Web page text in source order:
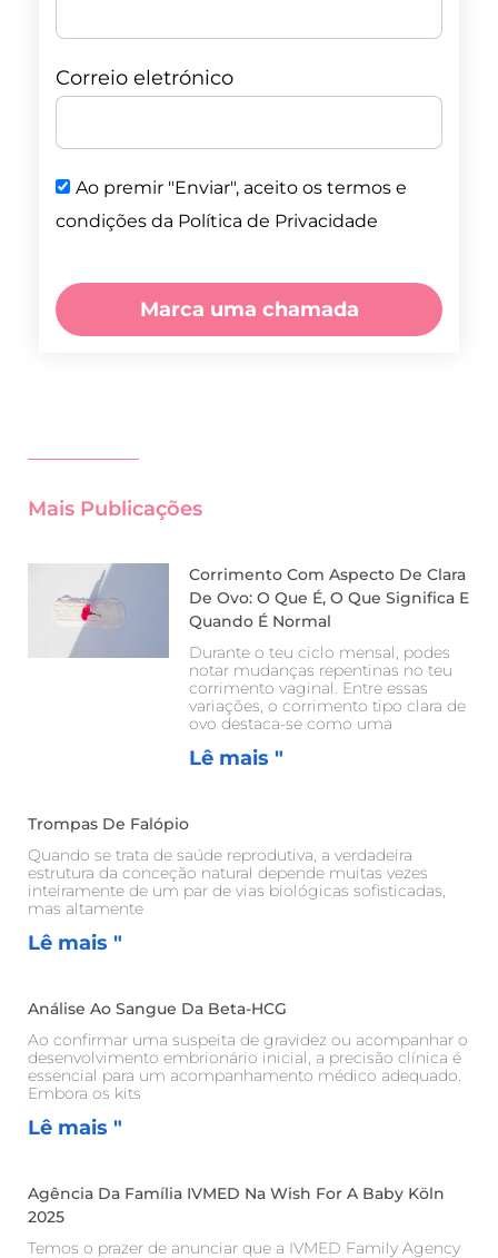
Correio eletrónico
Ao premir "Enviar", aceito os termos e
condições da Política de Privacidade
Marca uma chamada
Mais Publicações
Corrimento Com Aspecto De Clara
De Ovo: O Que É, O Que Significa E
Quando É Normal
Durante o teu ciclo mensal, podes
notar mudanças repentinas no teu
corrimento vaginal. Entre essas
variações, o corrimento tipo clara de
ovo destaca-se como uma
Lê mais "
Trompas De Falópio
Quando se trata de saúde reprodutiva, a verdadeira
estrutura da conceção natural depende muitas vezes
inteiramente de um par de vias biológicas sofisticadas,
mas altamente
Lê mais "
Análise Ao Sangue Da Beta-HCG
Ao confirmar uma suspeita de gravidez ou acompanhar o
desenvolvimento embrionário inicial, a precisão clínica é
essencial para um acompanhamento médico adequado.
Embora os kits
Lê mais "
Agência Da Família IVMED Na Wish For A Baby Köln
2025
Temos o prazer de anunciar que a IVMED Family Agency